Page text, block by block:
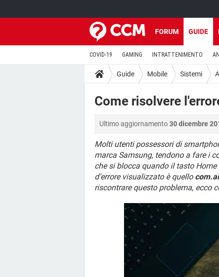
FORUM GUIDE
COVID-19 GAMING INTRATTENIMENTO
Guide Mobile Sistemi
Come risolvere
Ultimo aggiornamento30 dicembre
Molti utenti possessori di
marca Samsung, tendono a fare i
che si blocca quando il tasto
d’errore visualizzato è quello
riscontrare questo problema, ecco